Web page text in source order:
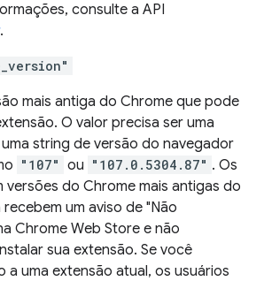
consulte a API
.
mais antiga do Chrome que pode
O valor precisa ser uma
string de versão do navegador
"107" ou "107.0.5304.87" . Os
versões do Chrome mais antigas do
recebem um aviso de "Não
Chrome Web Store e não
sua extensão. Se você
a uma extensão atual, os usuários